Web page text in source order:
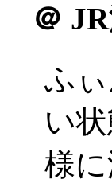
＠
ふ
い
様